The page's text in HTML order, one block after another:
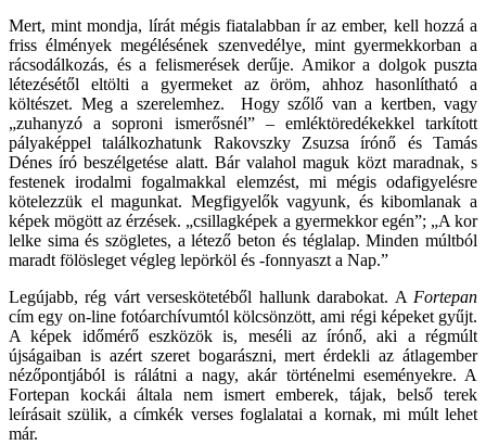
Mert, mint mondja, lírát mégis fiatalabban ír az ember, kell hozzá a
friss élmények megélésének szenvedélye, mint gyermekkorban a
rácsodálkozás, és a felismerések derűje. Amikor a dolgok puszta
létezésétől eltölti a gyermeket az öröm, ahhoz hasonlítható a
költészet. Meg a szerelemhez. Hogy szőlő van a kertben, vagy
„zuhanyzó a soproni ismerősnél” – emléktöredékekkel tarkított
pályaképpel találkozhatunk Rakovszky Zsuzsa írónő és Tamás
Dénes író beszélgetése alatt. Bár valahol maguk közt maradnak, s
festenek irodalmi fogalmakkal elemzést, mi mégis odafigyelésre
kötelezzük el magunkat. Megfigyelők vagyunk, és kibomlanak a
képek mögött az érzések. „csillagképek a gyermekkor egén”; „A kor
lelke sima és szögletes, a létező beton és téglalap. Minden múltból
maradt fölösleget végleg lepörköl és -fonnyaszt a Nap.”
Legújabb, rég várt verseskötetéből hallunk darabokat. A Fortepan
cím egy on-line fotóarchívumtól kölcsönzött, ami régi képeket gyűjt.
A képek időmérő eszközök is, meséli az írónő, aki a régmúlt
újságaiban is azért szeret bogarászni, mert érdekli az átlagember
nézőpontjából is rálátni a nagy, akár történelmi eseményekre. A
Fortepan kockái általa nem ismert emberek, tájak, belső terek
leírásait szülik, a címkék verses foglalatai a kornak, mi múlt lehet
már.